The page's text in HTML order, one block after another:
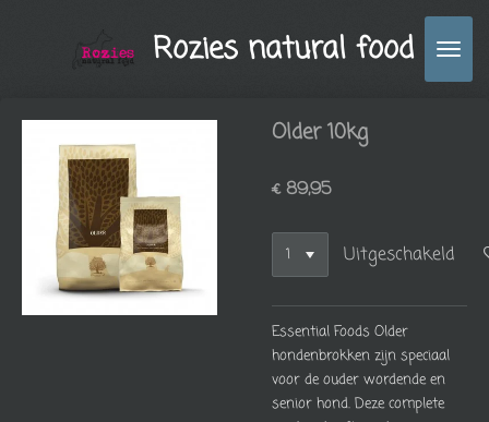
hoofdinhoud
Rozies natural food
Older 10kg
€ 89,95
Uitgeschakeld
Essential Foods Older
hondenbrokken zijn speciaal
voor de ouder wordende en
senior hond. Deze complete